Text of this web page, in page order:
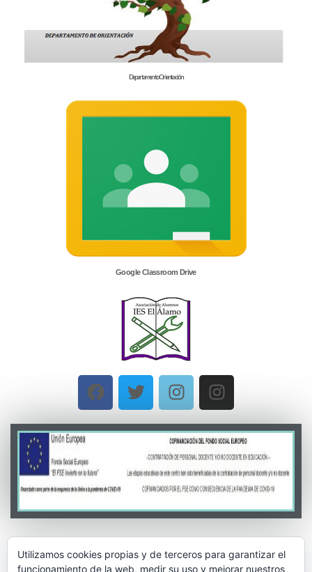
Departamento Orientación
Google Classroom Drive
Utilizamos cookies propias y de terceros para garantizar el
funcionamiento de la web, medir su uso y mejorar nuestros